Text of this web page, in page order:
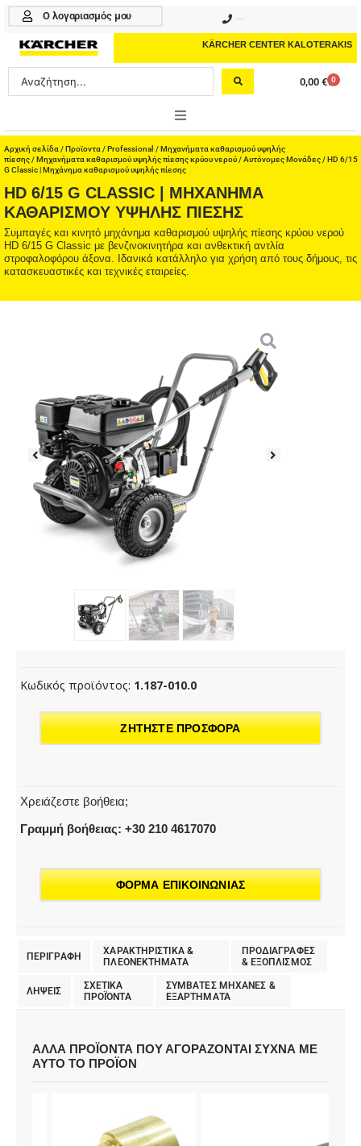
Μετάβαση
περιεχόμενο
Ο λογαριασμός μου
KÄRCHER CENTER KALOTERAKIS
Search
...
0,00 € 0
Cart
ONLINE SHOP
PROFESSIONAL
ΑΞΕΣΟΥΑΡ
Αρχική σελίδα /Προϊοντα /Professional /Μηχανήματα καθαρισμού υψηλής
πίεσης/Μηχανήματα καθαρισμού υψηλής πίεσης κρύου νερού/Αυτόνομες Μονάδες/ HD 6/15
G Classic | Μηχάνημα καθαρισμού υψηλής πίεσης
HD 6/15 G CLASSIC | ΜΗΧΆΝΗΜΑ
ΚΑΘΑΡΙΣΜΟΎ ΥΨΗΛΉΣ ΠΊΕΣΗΣ
Συμπαγές και κινητό μηχάνημα καθαρισμού υψηλής πίεσης κρύου νερού
HD 6/15 G Classic με βενζινοκινητήρα και ανθεκτική αντλία
στροφαλοφόρου άξονα. Ιδανικά κατάλληλο για χρήση από τους δήμους, τις
κατασκευαστικές και τεχνικές εταιρείες.
Κωδικός προϊόντος: 1.187-010.0
ΖΗΤΗΣΤΕ ΠΡΟΣΦΟΡΑ
Χρειάζεστε βοήθεια;
Γραμμή βοήθειας: +30 210 4617070
ΦΟΡΜΑ ΕΠΙΚΟΙΝΩΝΙΑΣ
ΠΕΡΙΓΡΑΦΗ
ΧΑΡΑΚΤΗΡΙΣΤΙΚΑ &
ΠΛΕΟΝΕΚΤΗΜΑΤΑ
ΠΡΟΔΙΑΓΡΑΦΕΣ
& EΞΟΠΛΙΣΜΟΣ
ΛΗΨΕΙΣ
ΣΧΕΤΙΚΑ
ΠΡΟΪΌΝΤΑ
ΣΥΜΒΑΤΕΣ ΜΗΧΑΝΕΣ &
ΕΞΑΡΤΗΜΑΤΑ
ΑΛΛΑ ΠΡΟΪΟΝΤΑ ΠΟΥ ΑΓΟΡΑΖΟΝΤΑΙ ΣΥΧΝΑ ΜΕ
ΑΥΤΟ ΤΟ ΠΡΟΪΟΝ